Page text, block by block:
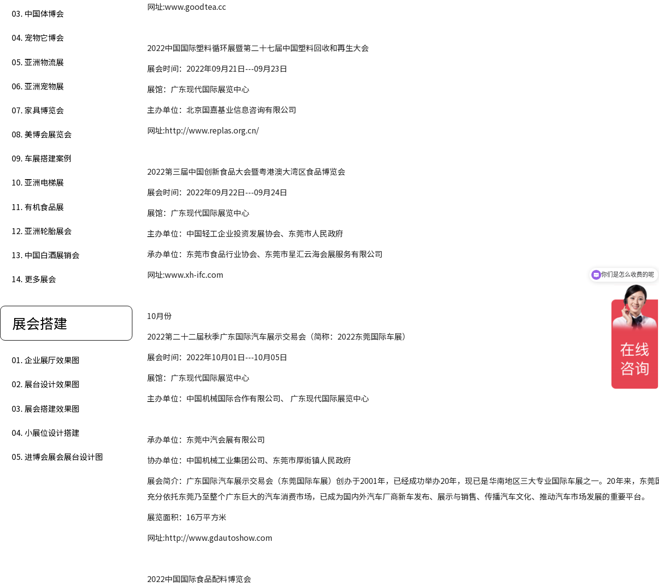
03. 中国体博会
04. 宠物它博会
05. 亚洲物流展
06. 亚洲宠物展
07. 家具博览会
08. 美博会展览会
09. 车展搭建案例
10. 亚洲电梯展
11. 有机食品展
12. 亚洲轮胎展会
13. 中国白酒展销会
14. 更多展会
展会搭建
01. 企业展厅效果图
02. 展台设计效果图
03. 展会搭建效果图
04. 小展位设计搭建
05. 进博会展会展台设计图
网址:www.goodtea.cc
2022中国国际塑料循环展暨第二十七届中国塑料回收和再生大会
展会时间：2022年09月21日---09月23日
展馆：广东现代国际展览中心
主办单位：北京国嘉基业信息咨询有限公司
网址:http://www.replas.org.cn/
2022第三届中国创新食品大会暨粤港澳大湾区食品博览会
展会时间：2022年09月22日---09月24日
展馆：广东现代国际展览中心
主办单位：中国轻工企业投资发展协会、东莞市人民政府
承办单位：东莞市食品行业协会、东莞市星汇云海会展服务有限公司
网址:www.xh-ifc.com
10月份
2022第二十二届秋季广东国际汽车展示交易会（简称：2022东莞国际车展）
展会时间：2022年10月01日---10月05日
展馆：广东现代国际展览中心
主办单位：中国机械国际合作有限公司、 广东现代国际展览中心
承办单位：东莞中汽会展有限公司
协办单位：中国机械工业集团公司、东莞市厚街镇人民政府
展会简介：广东国际汽车展示交易会（东莞国际车展）创办于2001年，已经成功举办20年，现已是华南地区三大专业国际车展之一。20年来，东莞
充分依托东莞乃至整个广东巨大的汽车消费市场，已成为国内外汽车厂商新车发布、展示与销售、传播汽车文化、推动汽车市场发展的重要平台。
展览面积：16万平方米
网址:http://www.gdautoshow.com
2022中国国际食品配料博览会
现在有优惠活动吗